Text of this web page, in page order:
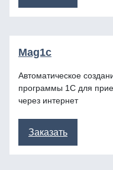
Mag1c
Автоматическое
программы 1С для
через интернет
Заказать